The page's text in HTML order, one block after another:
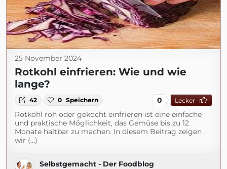
25 November 2024
Rotkohl einfrieren: Wie und wie
lange?
42 0 Speichern 0 Lecker
Rotkohl roh oder gekocht einfrieren ist eine einfache
und praktische Möglichkeit, das Gemüse bis zu 12
Monate haltbar zu machen. In diesem Beitrag zeigen
wir (...)
Selbstgemacht - Der Foodblog